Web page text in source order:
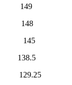
149
148
145
138.5
129.25